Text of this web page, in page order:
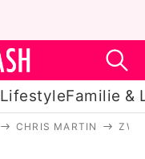
LifestyleFamilie &
CHRIS MARTIN